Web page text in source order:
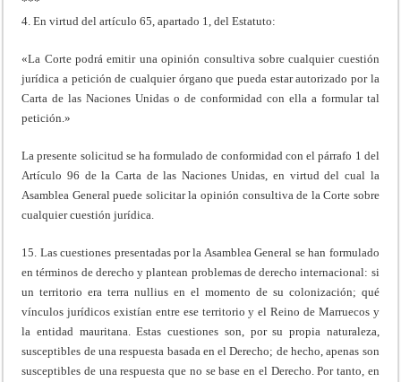
4. En virtud del artículo 65, apartado 1, del Estatuto:
«La Corte podrá emitir una opinión consultiva sobre cualquier cuestión
jurídica a petición de cualquier órgano que pueda estar autorizado por la
Carta de las Naciones Unidas o de conformidad con ella a formular tal
petición.»
La presente solicitud se ha formulado de conformidad con el párrafo 1 del
Artículo 96 de la Carta de las Naciones Unidas, en virtud del cual la
Asamblea General puede solicitar la opinión consultiva de la Corte sobre
cualquier cuestión jurídica.
15. Las cuestiones presentadas por la Asamblea General se han formulado
en términos de derecho y plantean problemas de derecho internacional: si
un territorio era terra nullius en el momento de su colonización; qué
vínculos jurídicos existían entre ese territorio y el Reino de Marruecos y
la entidad mauritana. Estas cuestiones son, por su propia naturaleza,
susceptibles de una respuesta basada en el Derecho; de hecho, apenas son
susceptibles de una respuesta que no se base en el Derecho. Por tanto, en